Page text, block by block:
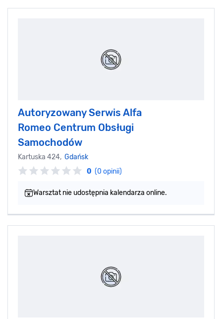
Autoryzowany Serwis Alfa
Romeo Centrum Obsługi
Samochodów
Kartuska 424, Gdańsk
0 (0 opinii)
Warsztat nie udostępnia kalendarza online.